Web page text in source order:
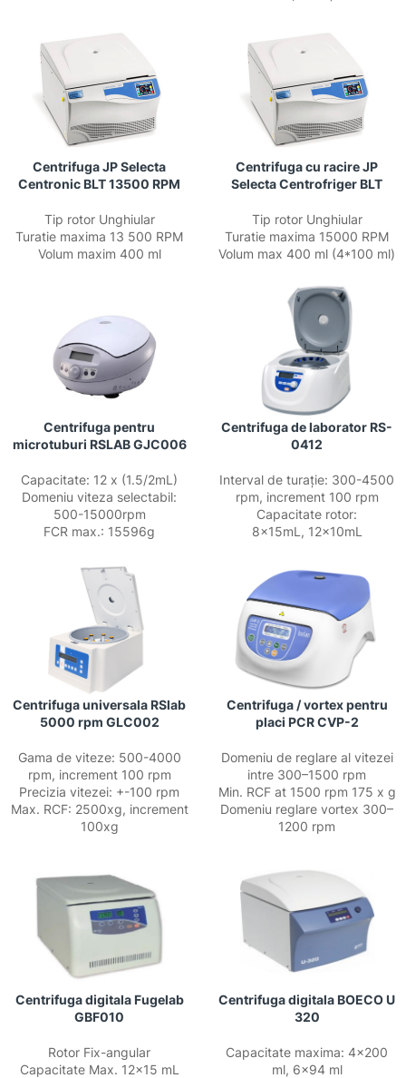
Centrifuga JP Selecta
Centronic BLT 13500 RPM
Tip rotor Unghiular
Turatie maxima 13 500 RPM
Volum maxim 400 ml
Centrifuga cu racire JP
Selecta Centrofriger BLT
Tip rotor Unghiular
Turatie maxima 15000 RPM
Volum max 400 ml (4*100 ml)
Centrifuga pentru
microtuburi RSLAB GJC006
Capacitate: 12 x (1.5/2mL)
Domeniu viteza selectabil:
500-15000rpm
FCR max.: 15596g
Centrifuga de laborator RS-
0412
Interval de turație: 300-4500
rpm, increment 100 rpm
Capacitate rotor:
8x15mL, 12x10mL
Centrifuga universala RSlab
5000 rpm GLC002
Gama de viteze: 500-4000
rpm, increment 100 rpm
Precizia vitezei: +-100 rpm
Max. RCF: 2500xg, increment
100xg
Centrifuga / vortex pentru
placi PCR CVP-2
Domeniu de reglare al vitezei
intre 300–1500 rpm
Min. RCF at 1500 rpm 175 x g
Domeniu reglare vortex 300–
1200 rpm
Centrifuga digitala Fugelab
GBF010
Rotor Fix-angular
Capacitate Max. 12×15 mL
Centrifuga digitala BOECO U
320
Capacitate maxima: 4×200
ml, 6×94 ml